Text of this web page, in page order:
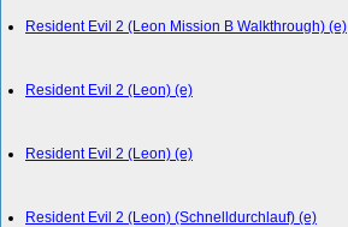
Resident Evil 2 (Leon Mission B Walkthrough) (e)
Resident Evil 2 (Leon) (e)
Resident Evil 2 (Leon) (e)
Resident Evil 2 (Leon) (Schnelldurchlauf) (e)